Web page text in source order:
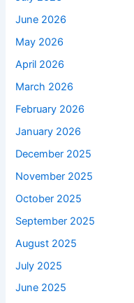
June 2026
May 2026
April 2026
March 2026
February 2026
January 2026
December 2025
November 2025
October 2025
September 2025
August 2025
July 2025
June 2025